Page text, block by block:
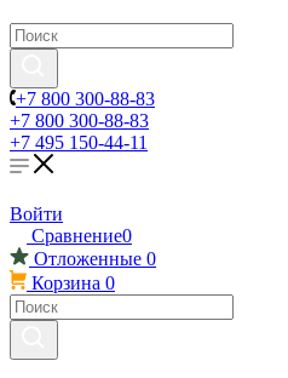
+7 800 300-88-83
+7 800 300-88-83
+7 495 150-44-11
Войти
Сравнение0
Отложенные 0
Корзина 0